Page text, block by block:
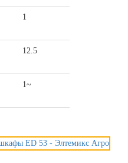
1
12.5
1~